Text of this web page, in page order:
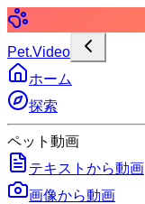
Pet.Video
ホーム
探索
ペット動画
テキストから動画
画像から動画